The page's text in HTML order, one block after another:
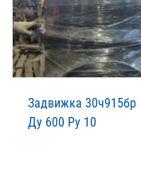
Задвижка 30ч915бр
Ду 600 Ру 10